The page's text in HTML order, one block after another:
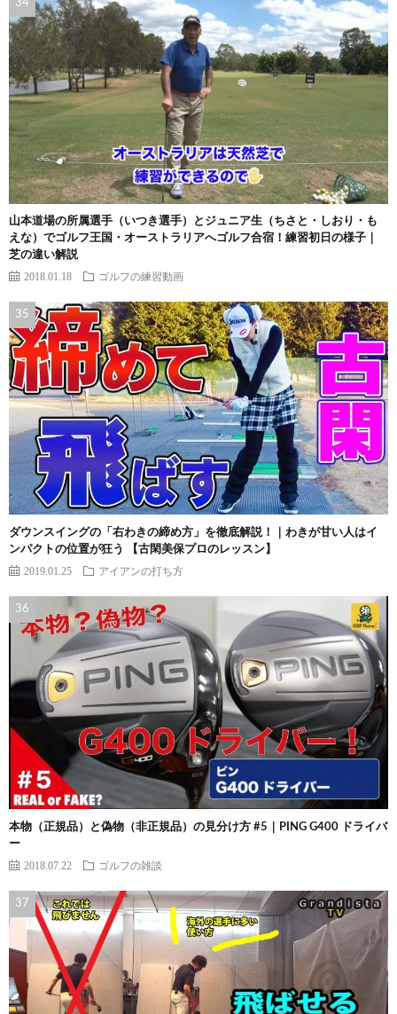
山本道場の所属選手（いつき選手）とジュニア生（ちさと・しおり・も
えな）でゴルフ王国・オーストラリアへゴルフ合宿！練習初日の様子｜
芝の違い解説
2018.01.18 ゴルフの練習動画
ダウンスイングの「右わきの締め方」を徹底解説！｜わきが甘い人はイ
ンパクトの位置が狂う 【古閑美保プロのレッスン】
2019.01.25 アイアンの打ち方
本物（正規品）と偽物（非正規品）の見分け方 #5｜PING G400 ドライバ
ー
2018.07.22 ゴルフの雑談